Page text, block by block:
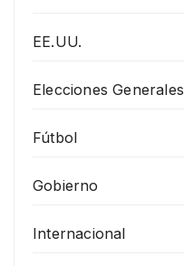
EE.UU.
Elecciones Generales
Fútbol
Gobierno
Internacional